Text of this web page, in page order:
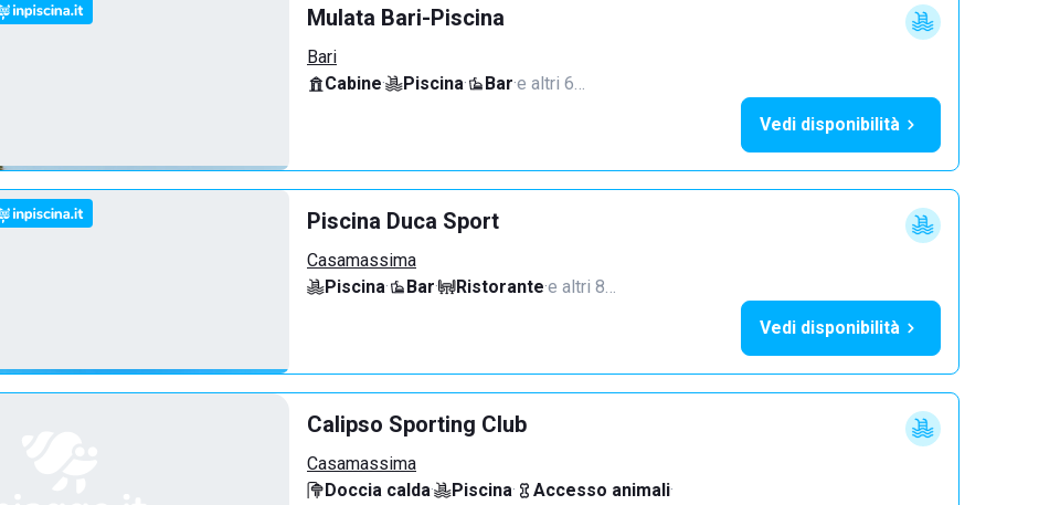
Mulata Bari-Piscina
Bari
Cabine· Piscina· Bar·e altri 6…
Vedi disponibilità
Piscina Duca Sport
Casamassima
Piscina· Bar· Ristorante·e altri 8…
Vedi disponibilità
Calipso Sporting Club
Casamassima
Doccia calda· Piscina· Accesso animali·